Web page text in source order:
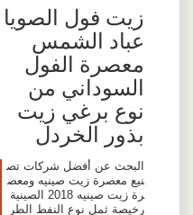
زيت فول الصويا
عباد الشمس
معصرة الفول
السوداني من
نوع برغي زيت
بذور الخردل
البحث عن أفضل شركات تص
نيع معصرة زيت صينيه ومعص
رة زيت صينيه 2018 الصينية
رخيصة ثمل نوع النفط الطر